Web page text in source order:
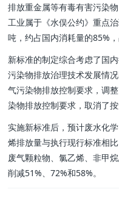
排放重金属等有毒有害污染
工业属于《水俣公约》重点
吨，约占国内消耗量的85%
新标准的制定综合考虑了国
污染物排放治理技术发展情
气污染物排放控制要求，调
染物排放控制要求，取消了
实施新标准后，预计废水化
烯排放量与执行现行标准相
废气颗粒物、氯乙烯、非甲
削减51%、72%和58%。